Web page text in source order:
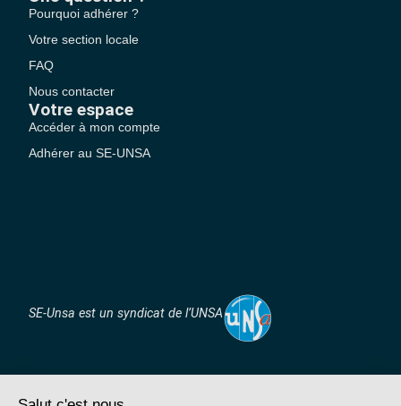
Pourquoi adhérer ?
Votre section locale
FAQ
Nous contacter
Votre espace
Accéder à mon compte
Adhérer au SE-UNSA
SE-Unsa est un syndicat de l’UNSA